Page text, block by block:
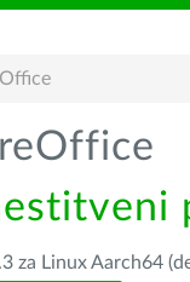
za Linux Aarch64